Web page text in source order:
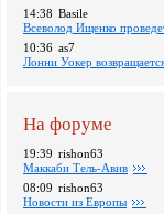
14:38 Basile
Всеволод Ищенко
10:36 as7
Лонни Уокер
На форуме
19:39 rishon63
Маккаби Тель-Авив
08:09 rishon63
Новости из Европы